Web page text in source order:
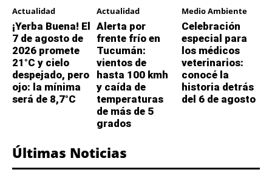
Actualidad
¡Yerba Buena! El
7 de agosto de
2026 promete
21°C y cielo
despejado, pero
ojo: la mínima
será de 8,7°C
Actualidad
Alerta por
frente frío en
Tucumán:
vientos de
hasta 100 kmh
y caída de
temperaturas
de más de 5
grados
Medio Ambiente
Celebración
especial para
los médicos
veterinarios:
conocé la
historia detrás
del 6 de agosto
Últimas Noticias